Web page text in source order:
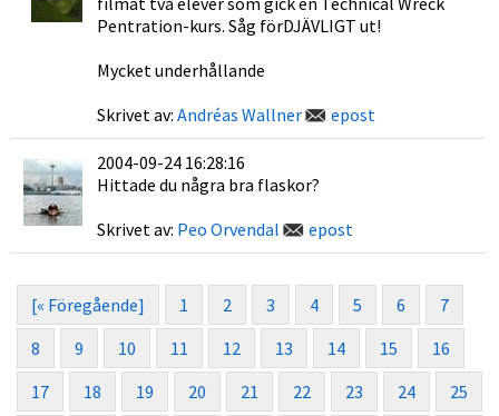
Pentration-kurs. Såg förDJÄVLIGT ut!
Mycket underhållande
Skrivet av: Andréas Wallner epost
2004-09-24 16:28:16
Hittade du några bra flaskor?
Skrivet av: Peo Orvendal epost
[« Föregående] 1 2 3 4 5 6
7
8
9 10 11 12 13 14 15
16
17
18 19 20 21 22 23 24
25